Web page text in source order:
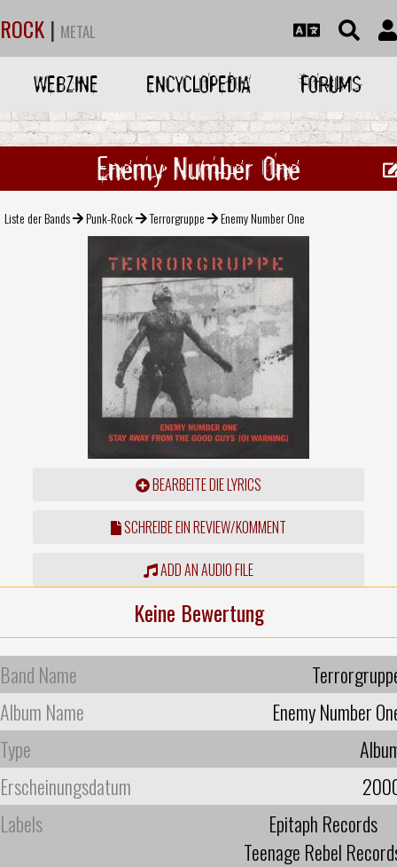
ROCK | METAL
WEBZINE ENCYCLOPEDIA FORUMS
Enemy Number One
Liste der Bands Punk-Rock Terrorgruppe Enemy Number One
BEARBEITE DIE LYRICS
SCHREIBE EIN REVIEW/KOMMENT
ADD AN AUDIO FILE
Keine Bewertung
Band Name
Album Name
Enemy Number
Type
Erscheinungsdatum
Labels
Epitaph Records
Teenage Rebel